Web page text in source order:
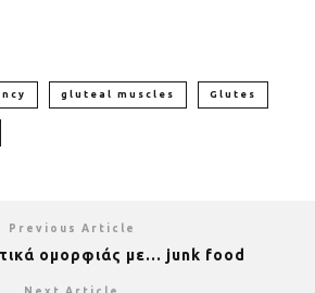
gluteal muscles Glutes
Previous Article
ομορφιάς με... junk food